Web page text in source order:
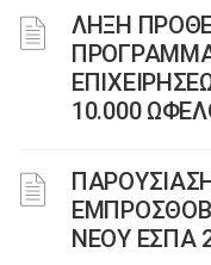
ΛΗΞΗ
10.000
ΝΕΟΥ ΕΣΠΑ